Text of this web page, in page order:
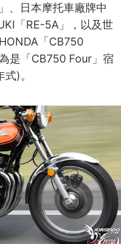
、日本摩托車廠牌中
「RE-5A」，以及世
「CB750
是「CB750 Four」宿
)。